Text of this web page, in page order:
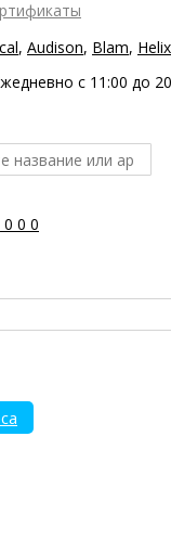
, Audison, Blam, Helix
с 11:00 до
0 0 0